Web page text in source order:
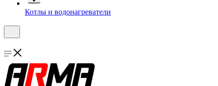
Котлы и водонагреватели